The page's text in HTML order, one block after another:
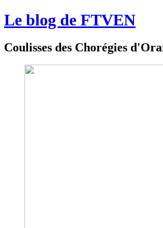
Le blog de FTVEN
Coulisses des Chorégies